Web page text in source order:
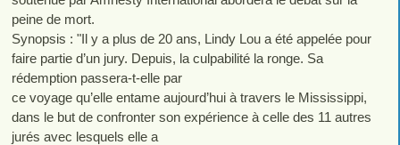
peine de mort.
Synopsis : "Il y a plus de 20 ans, Lindy Lou a été appelée pour
faire partie d’un jury. Depuis, la culpabilité la ronge. Sa
rédemption passera-t-elle par
ce voyage qu’elle entame aujourd’hui à travers le Mississippi,
dans le but de confronter son expérience à celle des 11 autres
jurés avec lesquels elle a